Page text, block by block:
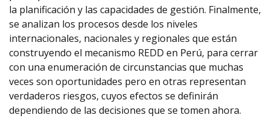
la planificación y las capacidades de gestión. Finalmente,
se analizan los procesos desde los niveles
internacionales, nacionales y regionales que están
construyendo el mecanismo REDD en Perú, para cerrar
con una enumeración de circunstancias que muchas
veces son oportunidades pero en otras representan
verdaderos riesgos, cuyos efectos se definirán
dependiendo de las decisiones que se tomen ahora.